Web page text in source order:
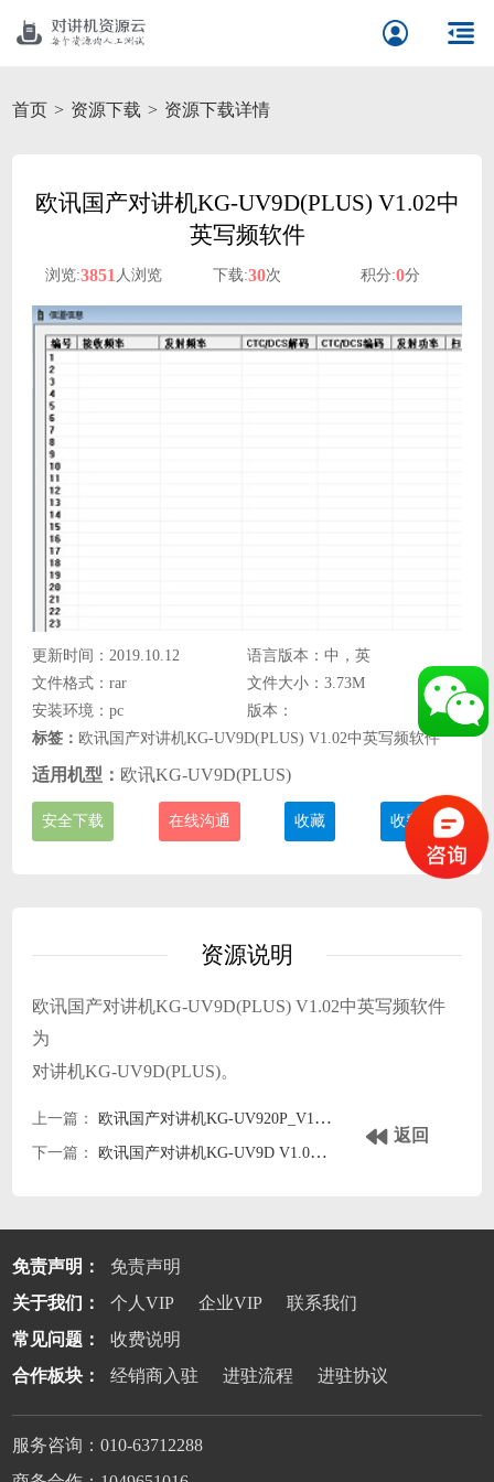
首页 资源下载 资源下载详情
欧讯国产对讲机KG-UV9D(PLUS) V1.02中
英写频软件
浏览:3851 人浏览 下载:30次 积分:0分
更新时间：2019.10.12
语言版本：中，英
文件格式：rar
文件大小：3.73M
安装环境：pc
版本：
标签： 欧讯国产对讲机KG-UV9D(PLUS) V1.02中英写频软件
适用机型： 欧讯KG-UV9D(PLUS)
安全下载 在线沟通 收藏 收费说明
资源说明
欧讯国产对讲机KG-UV9D(PLUS) V1.02中英写频软件
为
对讲机KG-UV9D(PLUS)。
上一篇：
欧讯国产对讲机KG-UV920P_V1.22中文写频软件
下一篇：
欧讯国产对讲机KG-UV9D V1.02中英写频软件
返回
免责声明：
免责声明
关于我们：
个人VIP 企业VIP
联系我们
常见问题：
收费说明
合作板块：
经销商入驻 进驻流程 进驻协议
服务咨询：010-63712288